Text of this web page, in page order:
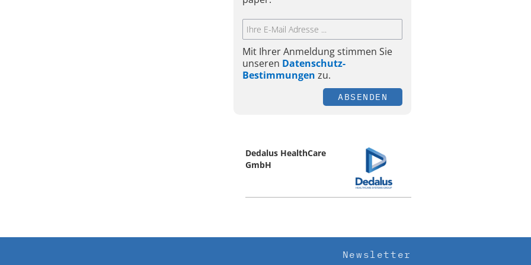
Mit Ihrer Anmeldung stimmen Sie
unseren Datenschutz-
Bestimmungen zu.
ABSENDEN
Dedalus HealthCare
GmbH
Newsletter